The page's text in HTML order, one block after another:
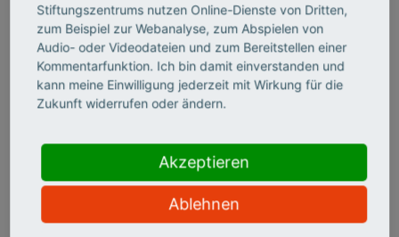
ZUKUNFTSMISSION BILDUNG LEHRERMANGEL
„Wir haben Schule
jahrzehntelang analog
Stiftungszentrums nutzen Online-Dienste von Dritten,
zum Beispiel zur Webanalyse, zum Abspielen von
Audio- oder Videodateien und zum Bereitstellen einer
Kommentarfunktion. Ich bin damit einverstanden und
kann meine Einwilligung jederzeit mit Wirkung für die
Zukunft widerrufen oder ändern.
Akzeptieren
Ablehnen